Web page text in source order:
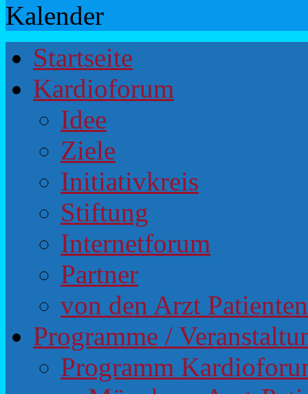
Kalender
Startseite
Kardioforum
Idee
Ziele
Initiativkreis
Stiftung
Internetforum
Partner
von den Arzt
Programme /
Programm